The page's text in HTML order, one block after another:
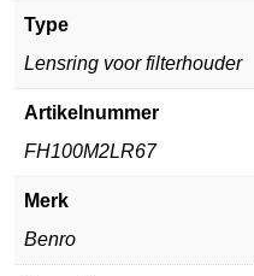
Type
Lensring voor filterhouder
Artikelnummer
FH100M2LR67
Merk
Benro